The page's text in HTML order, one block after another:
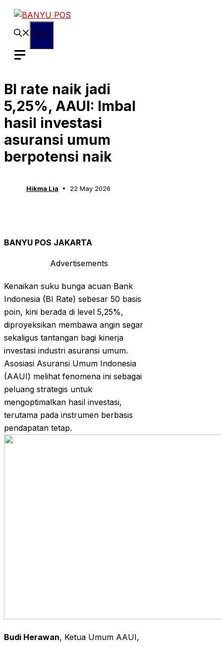
Skip
content
BI rate naik jadi
5,25%, AAUI: Imbal
hasil investasi
asuransi umum
berpotensi naik
Hikma Lia 22 May 2026
BANYU POS JAKARTA
Advertisements
Kenaikan suku bunga acuan Bank
Indonesia (BI Rate) sebesar 50 basis
poin, kini berada di level 5,25%,
diproyeksikan membawa angin segar
sekaligus tantangan bagi kinerja
investasi industri asuransi umum.
Asosiasi Asuransi Umum Indonesia
(AAUI) melihat fenomena ini sebagai
peluang strategis untuk
mengoptimalkan hasil investasi,
terutama pada instrumen berbasis
pendapatan tetap.
Budi Herawan, Ketua Umum AAUI,